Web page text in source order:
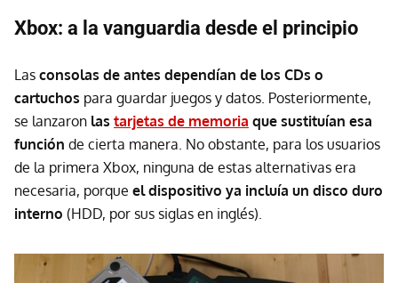
Xbox: a la vanguardia desde el principio
Las consolas de antes dependían de los CDs o
cartuchos para guardar juegos y datos. Posteriormente,
se lanzaron las tarjetas de memoria que sustituían esa
función de cierta manera. No obstante, para los usuarios
de la primera Xbox, ninguna de estas alternativas era
necesaria, porque el dispositivo ya incluía un disco duro
interno (HDD, por sus siglas en inglés).